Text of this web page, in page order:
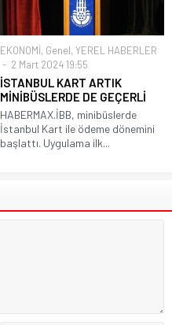
EKONOMİ, Genel, YEREL HABERLER
2 Mart 2024 19:55
İSTANBUL KART ARTIK
MİNİBÜSLERDE DE GEÇERLİ
HABERMAX.İBB, minibüslerde
İstanbul Kart ile ödeme dönemini
başlattı. Uygulama ilk...